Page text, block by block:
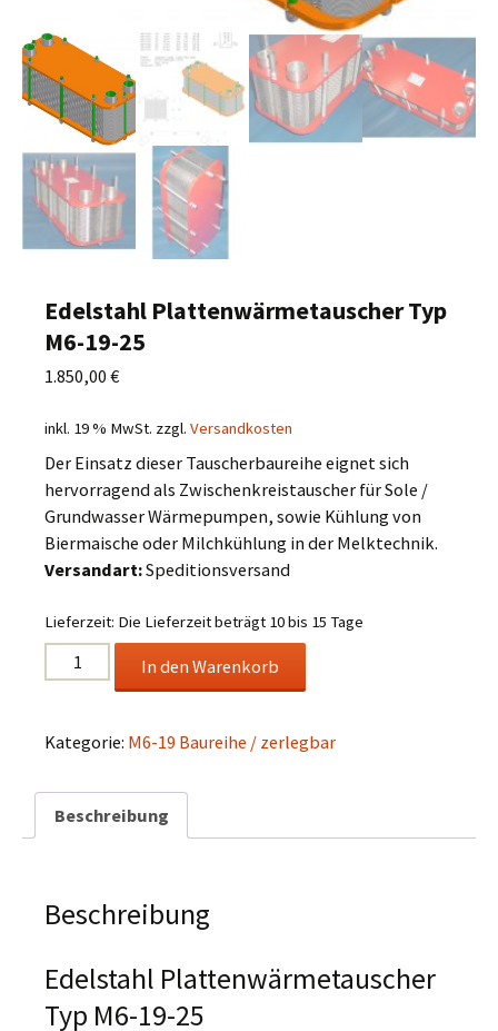
Edelstahl Plattenwärmetauscher Typ
M6-19-25
1.850,00 €
inkl. 19 % MwSt. zzgl. Versandkosten
Der Einsatz dieser Tauscherbaureihe eignet sich
hervorragend als Zwischenkreistauscher für Sole /
Grundwasser Wärmepumpen, sowie Kühlung von
Biermaische oder Milchkühlung in der Melktechnik.
Versandart:Speditionsversand
Lieferzeit: Die Lieferzeit beträgt 10 bis 15 Tage
Edelstahl
Plattenwärmetauscher
M6-
25
Menge
In den Warenkorb
Kategorie: M6-19 Baureihe / zerlegbar
Beschreibung
Beschreibung
Edelstahl Plattenwärmetauscher
Typ M6-19-25